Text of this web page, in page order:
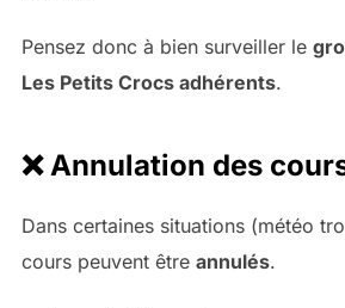
Pensez donc à bien surveiller le
Les Petits Crocs adhérents.
❌ Annulation des
Dans certaines situations (météo
cours peuvent être annulés.